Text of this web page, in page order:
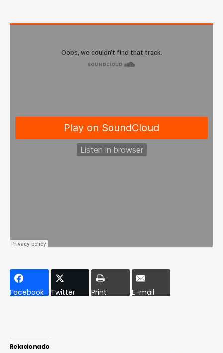
Facebook Twitter Print E-mail
Relacionado